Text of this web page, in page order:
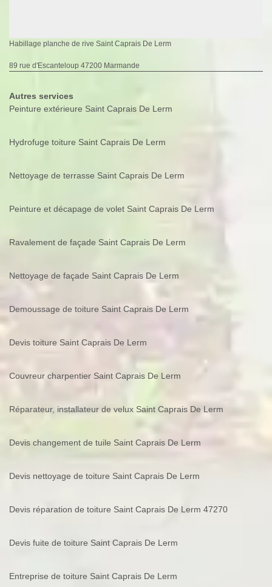
Habillage planche de rive Saint Caprais De Lerm
89 rue d'Escanteloup 47200 Marmande
Autres services
Peinture extérieure Saint Caprais De Lerm
Hydrofuge toiture Saint Caprais De Lerm
Nettoyage de terrasse Saint Caprais De Lerm
Peinture et décapage de volet Saint Caprais De Lerm
Ravalement de façade Saint Caprais De Lerm
Nettoyage de façade Saint Caprais De Lerm
Demoussage de toiture Saint Caprais De Lerm
Devis toiture Saint Caprais De Lerm
Couvreur charpentier Saint Caprais De Lerm
Réparateur, installateur de velux Saint Caprais De Lerm
Devis changement de tuile Saint Caprais De Lerm
Devis nettoyage de toiture Saint Caprais De Lerm
Devis réparation de toiture Saint Caprais De Lerm 47270
Devis fuite de toiture Saint Caprais De Lerm
Entreprise de toiture Saint Caprais De Lerm